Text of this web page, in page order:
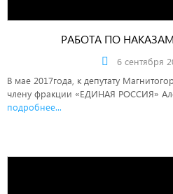
РАБОТА ПО
6 сентября
В мае 2017года, к депутату
члену фракции «ЕДИНАЯ РОССИЯ»
подробнее...